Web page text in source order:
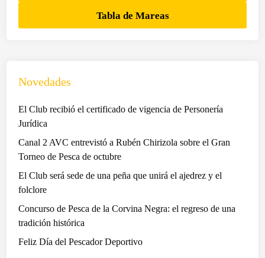
Tabla de Mareas
Novedades
El Club recibió el certificado de vigencia de Personería
Jurídica
Canal 2 AVC entrevistó a Rubén Chirizola sobre el Gran
Torneo de Pesca de octubre
El Club será sede de una peña que unirá el ajedrez y el
folclore
Concurso de Pesca de la Corvina Negra: el regreso de una
tradición histórica
Feliz Día del Pescador Deportivo